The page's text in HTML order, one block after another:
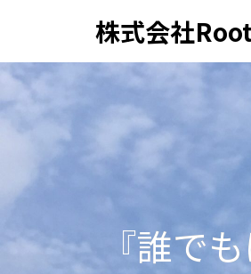
株式会社
『誰で